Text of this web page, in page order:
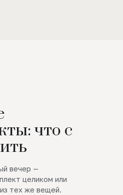
что с
вечер —
целиком или
тех же вещей.